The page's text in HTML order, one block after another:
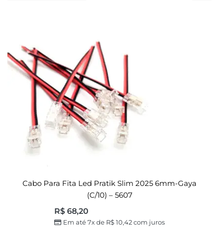
Cabo Para Fita Led Pratik Slim 2025 6mm-Gaya
(c/10) – 5607
R$68,20
Em até 7x de R$10,42com juros